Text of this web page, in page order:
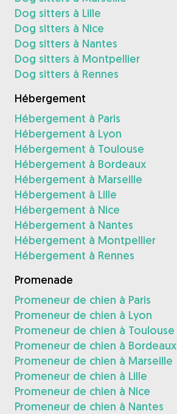
Dog sitters à Lille
Dog sitters à Nice
Dog sitters à Nantes
Dog sitters à Montpellier
Dog sitters à Rennes
Hébergement
Hébergement à Paris
Hébergement à Lyon
Hébergement à Toulouse
Hébergement à Bordeaux
Hébergement à Marseille
Hébergement à Lille
Hébergement à Nice
Hébergement à Nantes
Hébergement à Montpellier
Hébergement à Rennes
Promenade
Promeneur de chien à Paris
Promeneur de chien à Lyon
Promeneur de chien à Toulouse
Promeneur de chien à Bordeaux
Promeneur de chien à Marseille
Promeneur de chien à Lille
Promeneur de chien à Nice
Promeneur de chien à Nantes